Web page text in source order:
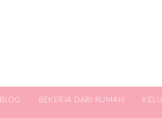
BLOG BEKERJA DARI RUMAH